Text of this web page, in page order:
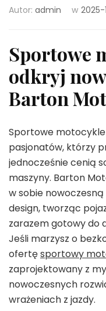
Autor: admin w 2025-
Sportowe
odkryj
Barton
Sportowe
pasjonatów, którzy
jednocześnie cenią
maszyny. Barton
w sobie
design, tworząc
zarazem gotowy do
Jeśli marzysz o
ofertęsportowy
zaprojektowany z
nowoczesnych
wrażeniach z jazdy.